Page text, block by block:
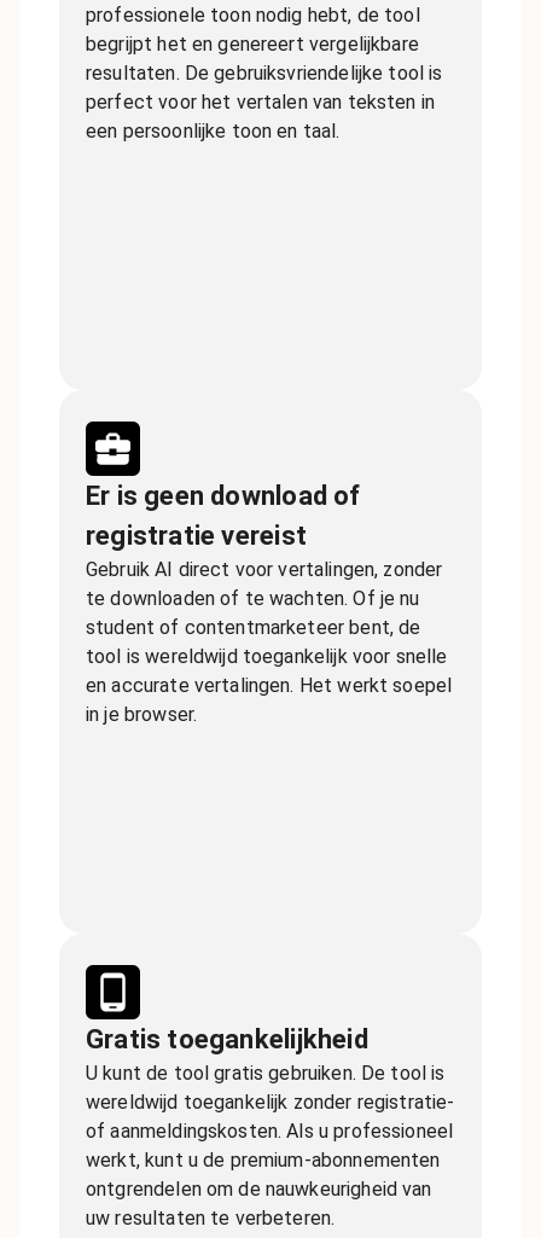
professionele toon nodig hebt, de tool
begrijpt het en genereert vergelijkbare
resultaten. De gebruiksvriendelijke tool is
perfect voor het vertalen van teksten in
een persoonlijke toon en taal.
Er is geen download of
registratie vereist
Gebruik AI direct voor vertalingen, zonder
te downloaden of te wachten. Of je nu
student of contentmarketeer bent, de
tool is wereldwijd toegankelijk voor snelle
en accurate vertalingen. Het werkt soepel
in je browser.
Gratis toegankelijkheid
U kunt de tool gratis gebruiken. De tool is
wereldwijd toegankelijk zonder registratie-
of aanmeldingskosten. Als u professioneel
werkt, kunt u de premium-abonnementen
ontgrendelen om de nauwkeurigheid van
uw resultaten te verbeteren.